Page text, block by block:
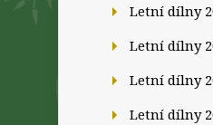
Letní dílny
Letní dílny
Letní dílny
Letní dílny